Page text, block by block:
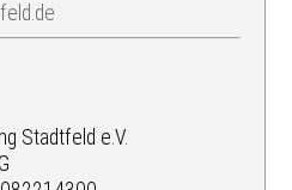
Stadtfeld e.V.